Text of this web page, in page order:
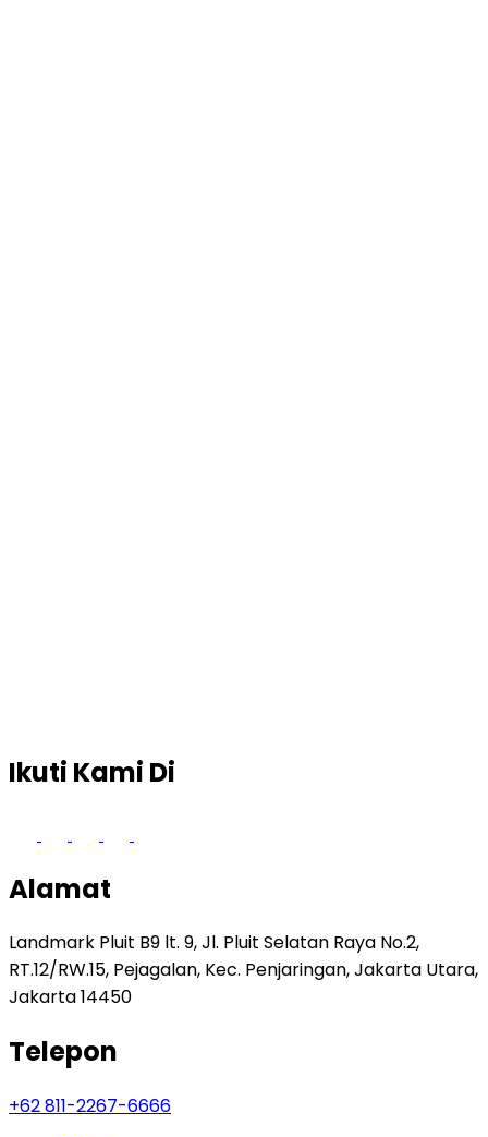
Ikuti Kami Di
Alamat
Landmark Pluit B9 lt. 9, Jl. Pluit Selatan Raya No.2,
RT.12/RW.15, Pejagalan, Kec. Penjaringan, Jakarta Utara,
Jakarta 14450
Telepon
+62 811-2267-6666